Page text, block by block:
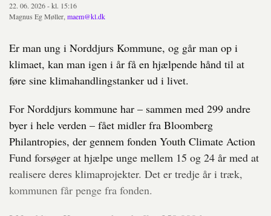
22. 06. 2026 - kl. 15:16
Magnus Eg Møller, maem@kl.dk
Er man ung i Norddjurs Kommune, og går man op i
klimaet, kan man igen i år få en hjælpende hånd til at
føre sine klimahandlingstanker ud i livet.
For Norddjurs kommune har – sammen med 299 andre
byer i hele verden – fået midler fra Bloomberg
Philantropies, der gennem fonden Youth Climate Action
Fund forsøger at hjælpe unge mellem 15 og 24 år med at
realisere deres klimaprojekter. Det er tredje år i træk,
kommunen får penge fra fonden.